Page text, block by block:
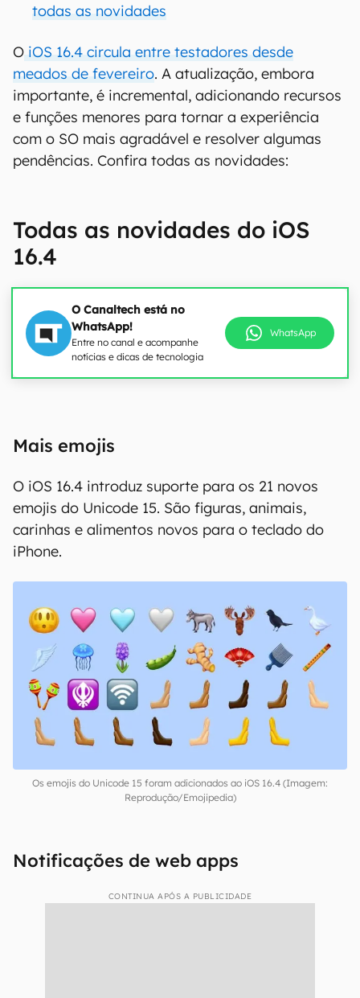
todas as novidades
O iOS 16.4 circula entre testadores desde
meados de fevereiro. A atualização, embora
importante, é incremental, adicionando recursos
e funções menores para tornar a experiência
com o SO mais agradável e resolver algumas
pendências. Confira todas as novidades:
Todas as novidades do iOS
16.4
O Canaltech está no
WhatsApp!
Entre no canal e acompanhe
notícias e dicas de tecnologia
WhatsApp
Mais emojis
O iOS 16.4 introduz suporte para os 21 novos
emojis do Unicode 15. São figuras, animais,
carinhas e alimentos novos para o teclado do
iPhone.